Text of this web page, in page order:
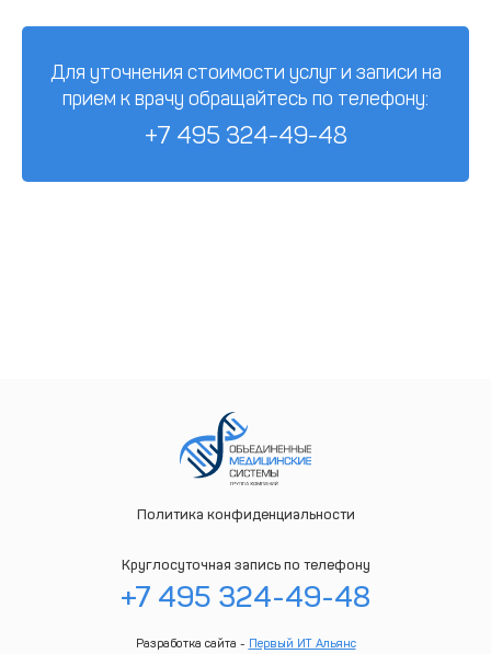
Для уточнения стоимости услуг и записи на
прием к врачу обращайтесь по телефону:
+7 495 324-49-48
Политика конфиденциальности
Круглосуточная запись по телефону
+7 495 324-49-48
Разработка сайта - Первый ИТ Альянс